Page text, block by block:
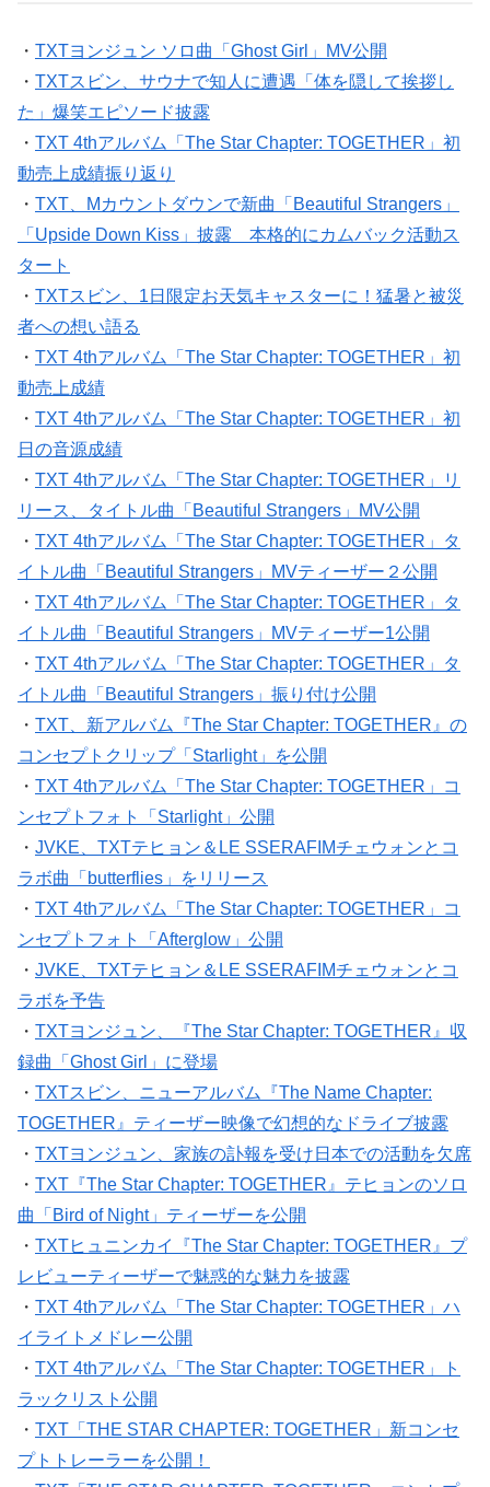
・ TXTヨンジュン ソロ曲「Ghost Girl」MV公開
・ TXTスビン、サウナで知人に遭遇「体を隠して挨拶し
た」爆笑エピソード披露
・ TXT 4thアルバム「The Star Chapter: TOGETHER」初
動売上成績振り返り
・ TXT、Mカウントダウンで新曲「Beautiful Strangers」
「Upside Down Kiss」披露 本格的にカムバック活動ス
タート
・ TXTスビン、1日限定お天気キャスターに！猛暑と被災
者への想い語る
・ TXT 4thアルバム「The Star Chapter: TOGETHER」初
動売上成績
・ TXT 4thアルバム「The Star Chapter: TOGETHER」初
日の音源成績
・ TXT 4thアルバム「The Star Chapter: TOGETHER」リ
リース、タイトル曲「Beautiful Strangers」MV公開
・ TXT 4thアルバム「The Star Chapter: TOGETHER」タ
イトル曲「Beautiful Strangers」MVティーザー２公開
・ TXT 4thアルバム「The Star Chapter: TOGETHER」タ
イトル曲「Beautiful Strangers」MVティーザー1公開
・ TXT 4thアルバム「The Star Chapter: TOGETHER」タ
イトル曲「Beautiful Strangers」振り付け公開
・ TXT、新アルバム『The Star Chapter: TOGETHER』の
コンセプトクリップ「Starlight」を公開
・ TXT 4thアルバム「The Star Chapter: TOGETHER」コ
ンセプトフォト「Starlight」公開
・ JVKE、TXTテヒョン＆LE SSERAFIMチェウォンとコ
ラボ曲「butterflies」をリリース
・ TXT 4thアルバム「The Star Chapter: TOGETHER」コ
ンセプトフォト「Afterglow」公開
・ JVKE、TXTテヒョン＆LE SSERAFIMチェウォンとコ
ラボを予告
・ TXTヨンジュン、『The Star Chapter: TOGETHER』収
録曲「Ghost Girl」に登場
・ TXTスビン、ニューアルバム『The Name Chapter:
TOGETHER』ティーザー映像で幻想的なドライブ披露
・ TXTヨンジュン、家族の訃報を受け日本での活動を欠席
・ TXT『The Star Chapter: TOGETHER』テヒョンのソロ
曲「Bird of Night」ティーザーを公開
・ TXTヒュニンカイ『The Star Chapter: TOGETHER』プ
レビューティーザーで魅惑的な魅力を披露
・ TXT 4thアルバム「The Star Chapter: TOGETHER」ハ
イライトメドレー公開
・ TXT 4thアルバム「The Star Chapter: TOGETHER」ト
ラックリスト公開
・ TXT「THE STAR CHAPTER: TOGETHER」新コンセ
プトトレーラーを公開！